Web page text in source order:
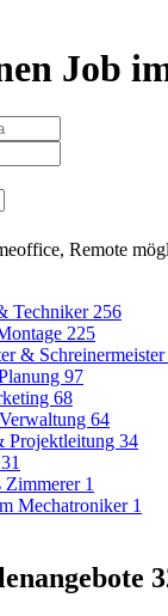
Job
Remote
Techniker 256
225
& Schreinermeister
97
68
64
Projektleitung 34
31
Zimmerer 1
Mechatroniker 1